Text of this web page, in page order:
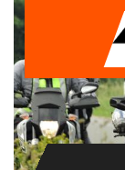
Skip
to
content